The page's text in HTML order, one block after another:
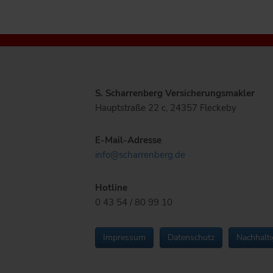
S. Scharrenberg Versicherungsmakler
Hauptstraße 22 c, 24357 Fleckeby
E-Mail-Adresse
info@scharrenberg.de
Hotline
0 43 54 / 80 99 10
Impressum Datenschutz